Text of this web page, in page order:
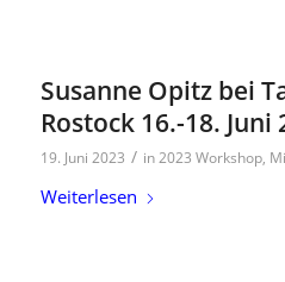
Susanne Opitz bei
Rostock 16.-18. Juni
19. Juni 2023 / in2023 Workshop,
Weiterlesen